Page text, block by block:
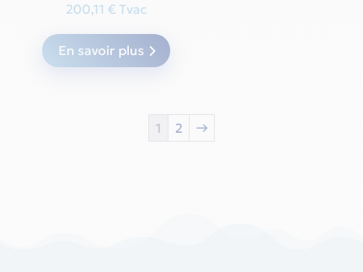
200,11 € Tvac
En savoir plus
1 2 →